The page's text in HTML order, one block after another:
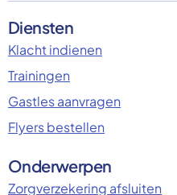
Diensten
Klacht indienen
Trainingen
Gastles aanvragen
Flyers bestellen
Onderwerpen
Zorgverzekering afsluiten